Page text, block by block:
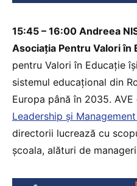
15:45 – 16:00 Andreea
Asociația Pentru Valori în
pentru Valori în Educație
sistemul educațional din
Europa până în 2035.
Leadership și
directorii lucrează cu
școala, alături de